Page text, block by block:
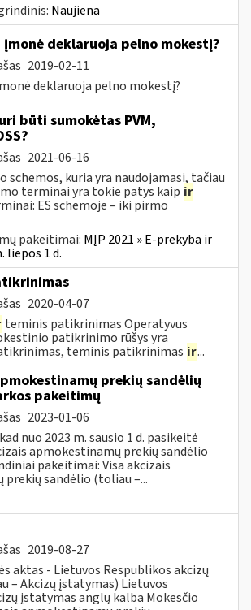
Naujiena
įmonė deklaruoja pelno mokestį?
2019-02-11
deklaruoja pelno mokestį?
būti sumokėtas PVM,
2021-06-16
schemos, kuria yra naudojamasi, tačiau
terminai yra tokie patys kaip ir
ES schemoje – iki pirmo
pakeitimai: MĮP 2021 » E-prekyba ir
liepos 1 d.
2020-04-07
teminis patikrinimas Operatyvus
patikrinimo rūšys yra
teminis patikrinimas ir...
prekių sandėlių
pakeitimų
2023-01-06
nuo 2023 m. sausio 1 d. pasikeitė
apmokestinamų prekių sandėlio
pakeitimai: Visa akcizais
sandėlio (toliau –...
2019-08-27
aktas - Lietuvos Respublikos akcizų
– Akcizų įstatymas) Lietuvos
įstatymas anglų kalba Mokesčio